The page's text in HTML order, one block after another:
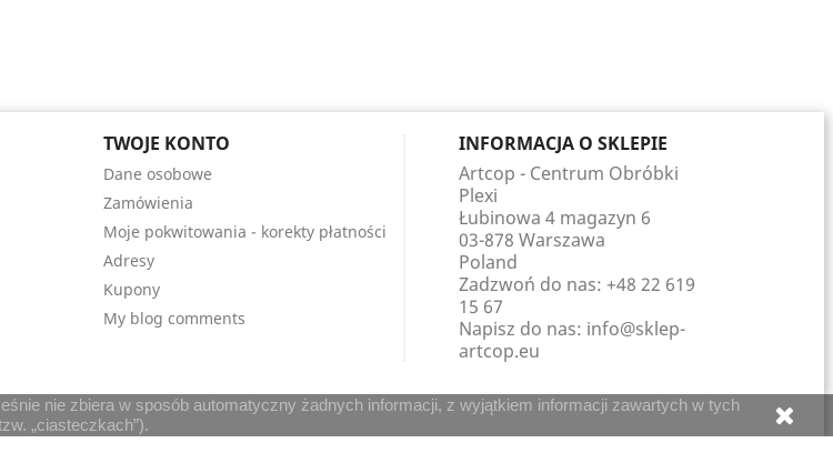
TWOJE KONTO
Dane osobowe
Zamówienia
Moje pokwitowania - korekty płatności
Adresy
Kupony
My blog comments
INFORMACJA O SKLEPIE
Artcop - Centrum Obróbki
Plexi
Łubinowa 4 magazyn 6
03-878 Warszawa
Poland
Zadzwoń do nas: +48 22 619
15 67
Napisz do nas: info@sklep-
artcop.eu
nie zbiera w sposób automatyczny żadnych informacji, z wyjątkiem informacji zawartych w tych
„ciasteczkach”).